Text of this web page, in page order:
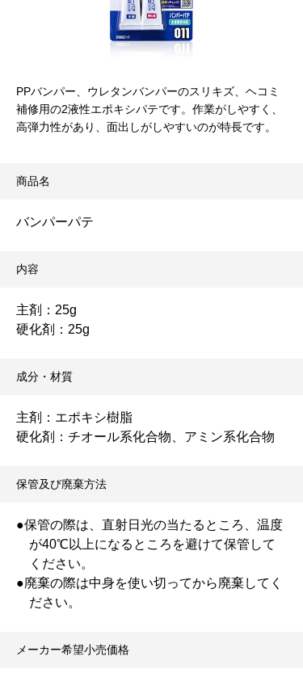
PPバンパー、ウレタンバンパーのスリキズ、ヘコミ
補修用の2液性エポキシパテです。作業がしやすく、
高弾力性があり、面出しがしやすいのが特長です。
商品名
バンパーパテ
内容
主剤：25g
硬化剤：25g
成分・材質
主剤：エポキシ樹脂
硬化剤：チオール系化合物、アミン系化合物
保管及び廃棄方法
●保管の際は、直射日光の当たるところ、温度
が40℃以上になるところを避けて保管して
ください。
●廃棄の際は中身を使い切ってから廃棄してく
ださい。
メーカー希望小売価格